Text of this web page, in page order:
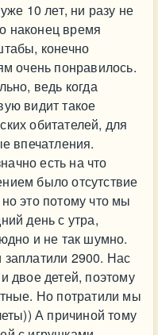
10 лет, ни разу не
наконец время
конечно
очень понравилось.
ведь когда
видит такое
обитателей, для
впечатления.
есть на что
было отсутствие
это потому что мы
день с утра,
и не так шумно.
2900. Нас
двое детей, поэтому
Но потратили мы
А причиной тому